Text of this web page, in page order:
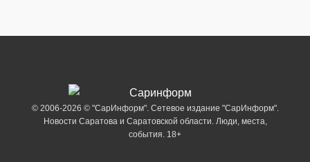
© 2006-2026 © "СарИнформ". Сетевое издание "СарИнформ".
Новости Саратова и Саратовской области. Люди, места,
события. 18+